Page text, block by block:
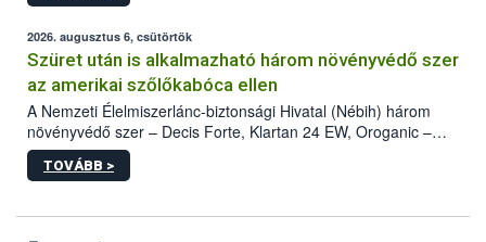
az intenzív felderítést, emellett az intézkedéseket a szlovák
hatósággal is összehangolják a terjedés megállítása érdekében.
2026. augusztus 6, csütörtök
Szüret után is alkalmazható három növényvédő szer
az amerikai szőlőkabóca ellen
A Nemzeti Élelmiszerlánc-biztonsági Hivatal (Nébih) három
növényvédő szer – Decis Forte, Klartan 24 EW, Oroganic –
engedélyokiratát módosította, így azok a szüretet követően,
egészen a vesszőérettség (BBCH 91) stádiumáig
érésű szőlőkben is legyen lehetőség a károsító elleni további
TOVÁBB >